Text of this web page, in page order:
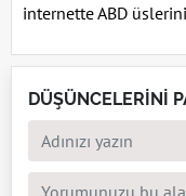
internette ABD
DÜŞÜNCELERİNİ